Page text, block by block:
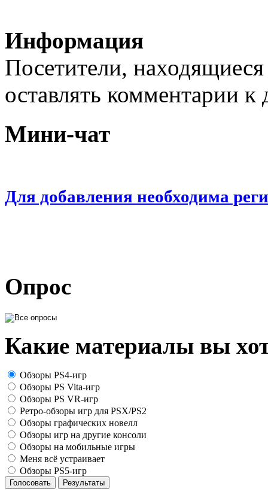
Информация
Посетители,
оставлять комментарии
Мини-чат
Для добавления необходима
Опрос
Какие материалы вы
Обзоры PS4-игр
Обзоры PS Vita-игр
Обзоры PS VR-игр
Ретро-обзоры игр для PSX/PS2
Обзоры графических новелл
Обзоры игр на другие консоли
Обзоры на мобильные игры
Меня всё устраивает
Обзоры PS5-игр
Голосовать Результаты